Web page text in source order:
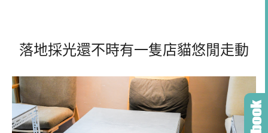
落地採光還不時有一隻店貓悠閒走動